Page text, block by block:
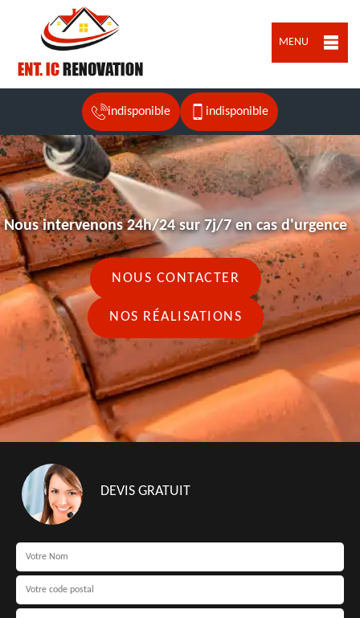
MENU
indisponible indisponible
Nous intervenons 24h/24 sur 7j/7 en cas d'urgence
NOUS CONTACTER
NOS RÉALISATIONS
DEVIS GRATUIT